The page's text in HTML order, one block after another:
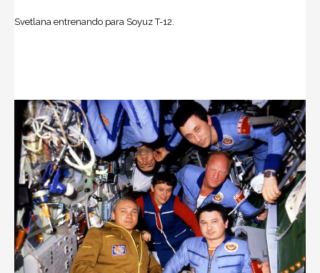
Svetlana entrenando para Soyuz T-12.